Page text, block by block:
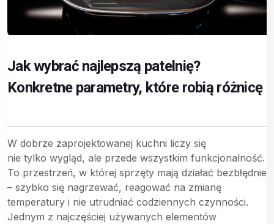
Jak wybrać najlepszą patelnię?
Konkretne parametry, które robią różnicę
W dobrze zaprojektowanej kuchni liczy się
nie tylko wygląd, ale przede wszystkim funkcjonalność.
To przestrzeń, w której sprzęty mają działać bezbłędnie
– szybko się nagrzewać, reagować na zmianę
temperatury i nie utrudniać codziennych czynności.
Jednym z najczęściej używanych elementów